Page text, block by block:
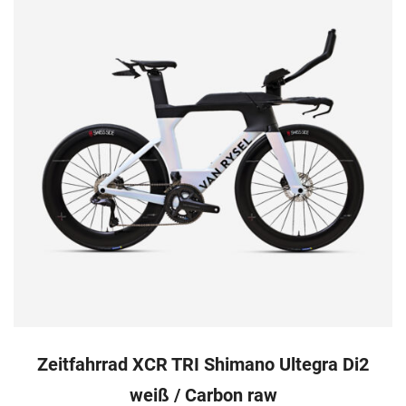
Zeitfahrrad XCR TRI Shimano Ultegra Di2
weiß / Carbon raw